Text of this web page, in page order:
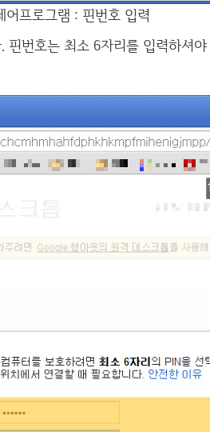
어프로그램 : 핀번호 입력
핀번호는 최소 6자리를 입력하셔